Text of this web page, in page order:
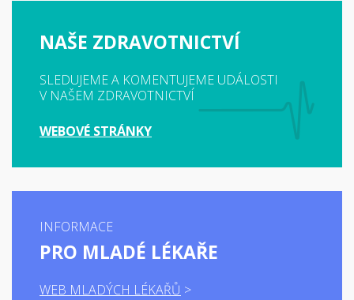
NAŠE ZDRAVOTNICTVÍ
SLEDUJEME A KOMENTUJEME UDÁLOSTI
V NAŠEM ZDRAVOTNICTVÍ
WEBOVÉ STRÁNKY
INFORMACE
PRO MLADÉ LÉKAŘE
WEB MLADÝCH LÉKAŘŮ